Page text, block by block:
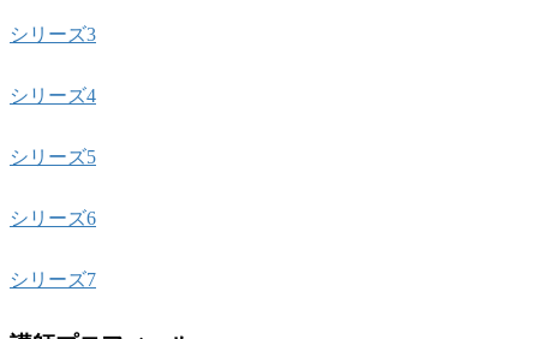
シリーズ3
シリーズ4
シリーズ5
シリーズ6
シリーズ7